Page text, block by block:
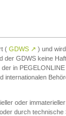
( GDWS ↗ ) und
GDWS keine
in
oder
durch